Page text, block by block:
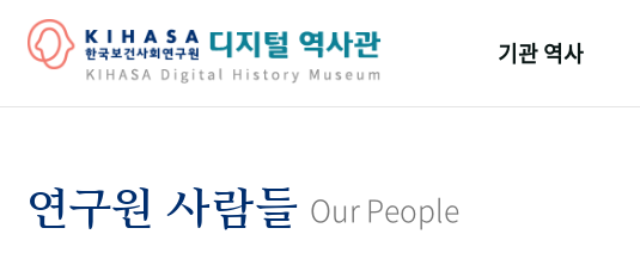
기관 역사
연구원 사람들 Our People